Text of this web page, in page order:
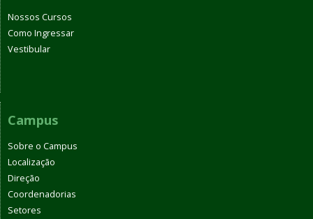
Nossos Cursos
Como Ingressar
Vestibular
Campus
Sobre o Campus
Localização
Direção
Coordenadorias
Setores